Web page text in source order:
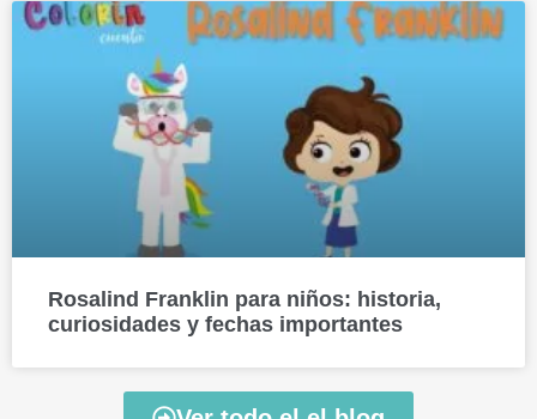
Rosalind Franklin para niños: historia,
curiosidades y fechas importantes